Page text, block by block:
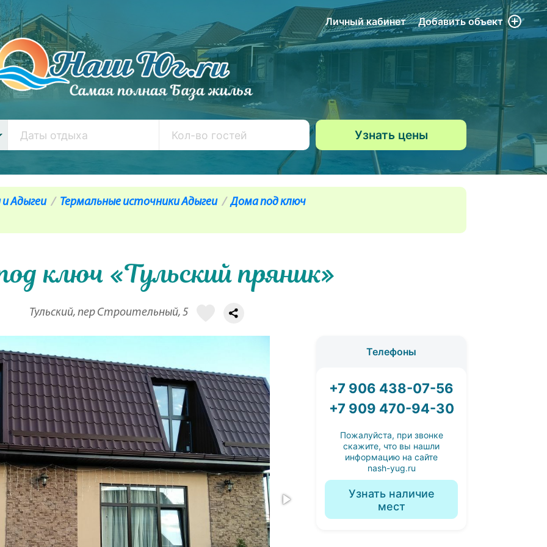
Личный кабинет Добавитьобъект
и Адыгеи Термальные источники Адыгеи Дома под ключ
ключ «Тульский пряник»
Тульский, пер Строительный, 5
Телефоны
+7 906 438-07-56
+7 909 470-94-30
Пожалуйста, при звонке
скажите, что вы нашли
информацию на сайте
nash-yug.ru
Узнать наличие
мест